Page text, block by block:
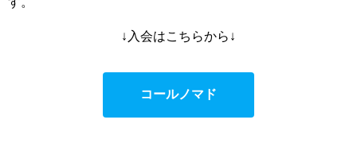
↓入会はこちらから↓
コールノマド